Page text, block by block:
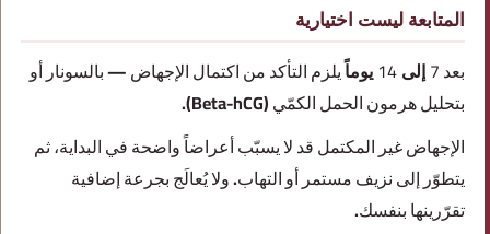
المتابعة ليست اختيارية
بعد7 إلى 14 يوماً
يلزم التأكد من اكتمال الإجهاض — بالسونار أو
بتحليل هرمون الحمل الكمّي (⁨Beta-hCG⁩).
الإجهاض غير المكتمل قد لا يسبّب أعراضاً واضحة في البداية، ثم
يتطوّر إلى نزيف مستمر أو التهاب. ولا يُعالَج بجرعة إضافية
تقرّرينها بنفسك.